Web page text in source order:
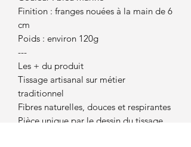
Finition : franges nouées à la main de 6
cm
Poids : environ 120g
---
Les + du produit
Tissage artisanal sur métier
traditionnel
Fibres naturelles, douces et respirantes
Pièce unique par le dessin du tissage